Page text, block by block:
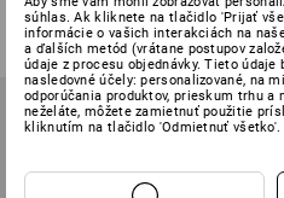
súhlas. Ak kliknete na tlačidlo 'Prijať
informácie o vašich interakciách na
a ďalších metód (vrátane postupov
údaje z procesu objednávky. Tieto údaje
nasledovné účely: personalizované, na
odporúčania produktov, prieskum trhu a
neželáte, môžete zamietnuť použitie
kliknutím na tlačidlo 'Odmietnuť všetko'.